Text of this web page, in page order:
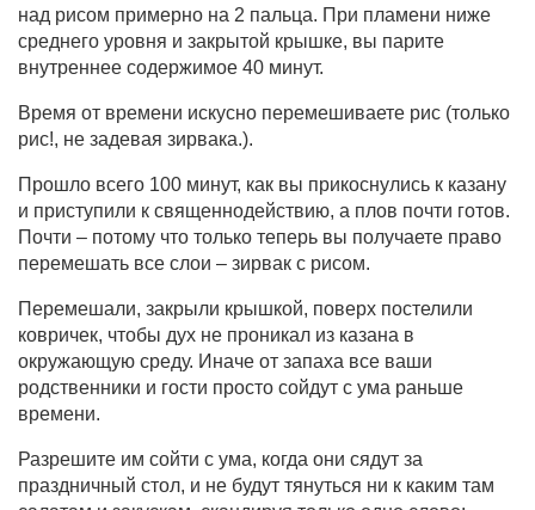
над рисом примерно на 2 пальца. При пламени ниже
среднего уровня и закрытой крышке, вы парите
внутреннее содержимое 40 минут.
Время от времени искусно перемешиваете рис (только
рис!, не задевая зирвака.).
Прошло всего 100 минут, как вы прикоснулись к казану
и приступили к священнодействию, а плов почти готов.
Почти – потому что только теперь вы получаете право
перемешать все слои – зирвак с рисом.
Перемешали, закрыли крышкой, поверх постелили
ковричек, чтобы дух не проникал из казана в
окружающую среду. Иначе от запаха все ваши
родственники и гости просто сойдут с ума раньше
времени.
Разрешите им сойти с ума, когда они сядут за
праздничный стол, и не будут тянуться ни к каким там